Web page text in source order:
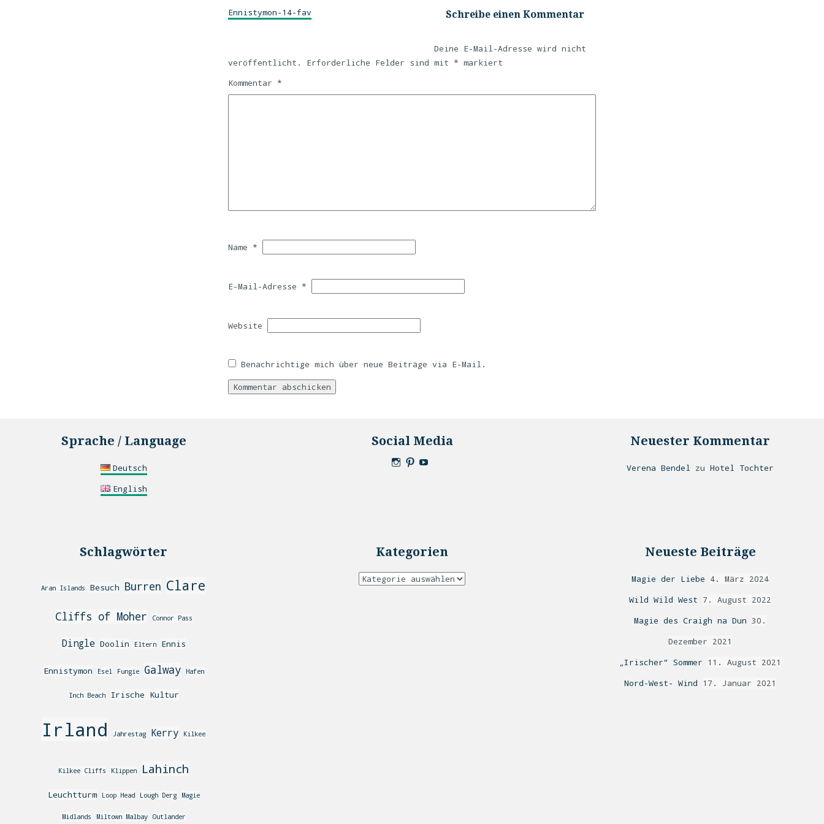
Ennistymon-14-fav Schreibe einen Kommentar
Deine E-Mail-Adresse wird nicht
veröffentlicht.
Erforderliche Felder sind mit * markiert
Kommentar *
Name *
E-Mail-Adresse *
Website
Benachrichtige mich über neue Beiträge via E-Mail.
Sprache / Language
Deutsch
English
Social Media Neuester Kommentar
Verena Bendel zuHotel Tochter
Schlagwörter
Aran Islands Besuch Burren Clare
Cliffs of Moher Connor Pass
Dingle Doolin Eltern Ennis
Ennistymon Esel Fungie Galway Hafen
Inch Beach Irische Kultur
Irland Jahrestag Kerry Kilkee
Kilkee Cliffs Klippen Lahinch
Leuchtturm Loop Head Lough Derg Magie
Midlands Miltown Malbay Outlander
Kategorien Neueste Beiträge
Magie der Liebe 4. März 2024
Wild Wild West 7. August 2022
Magie des Craigh na Dun 30.
Dezember 2021
„Irischer“ Sommer 11. August 2021
Nord-West- Wind 17. Januar 2021